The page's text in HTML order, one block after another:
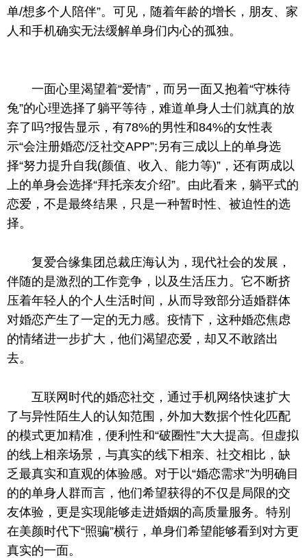
单/想多个人陪伴”。可见，随着年龄的增长，朋友、家
人和手机确实无法缓解单身们内心的孤独。
一面心里渴望着“爱情”，而另一面又抱着“守株待
兔”的心理选择了躺平等待，难道单身人士们就真的放
弃了吗?报告显示，有78%的男性和84%的女性表
示“会注册婚恋/泛社交APP”;另有三成以上的单身选
择“努力提升自我(颜值、收入、能力等)”，还有两成以
上的单身会选择“拜托亲友介绍”。由此看来，躺平式的
恋爱，不是最终结果，只是一种暂时性、被迫性的选
择。
复爱合缘集团总裁庄海认为，现代社会的发展，
伴随的是激烈的工作竞争，以及生活压力。它不断挤
压着年轻人的个人生活时间，从而导致部分适婚群体
对婚恋产生了一定的无力感。疫情下，这种婚恋焦虑
的情绪进一步扩大，他们渴望恋爱，却又不敢踏出
去。
互联网时代的婚恋社交，通过手机网络快速扩大
了与异性陌生人的认知范围，外加大数据个性化匹配
的模式更加精准，便利性和“破圈性”大大提高。但虚拟
的线上相亲场景，与真实的线下相亲、社交相比，缺
乏最真实和直观的体验感。对于以“婚恋需求”为明确目
的的单身人群而言，他们希望获得的不仅是局限的交
友体验，更是实现能够走进婚姻的高质量服务。特别
在美颜时代下“照骗”横行，单身们希望能够看到对方更
真实的一面。